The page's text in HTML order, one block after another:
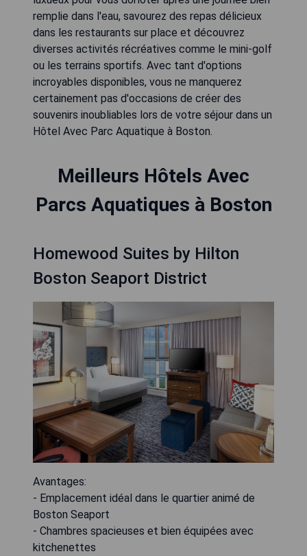
remplie dans l'eau, savourez des repas délicieux
dans les restaurants sur place et découvrez
diverses activités récréatives comme le mini-golf
ou les terrains sportifs. Avec tant d'options
incroyables disponibles, vous ne manquerez
certainement pas d'occasions de créer des
souvenirs inoubliables lors de votre séjour dans un
Hôtel Avec Parc Aquatique à Boston.
Meilleurs Hôtels Avec
Parcs Aquatiques à Boston
Homewood Suites by Hilton
Boston Seaport District
Avantages:
- Emplacement idéal dans le quartier animé de
Boston Seaport
- Chambres spacieuses et bien équipées avec
kitchenettes